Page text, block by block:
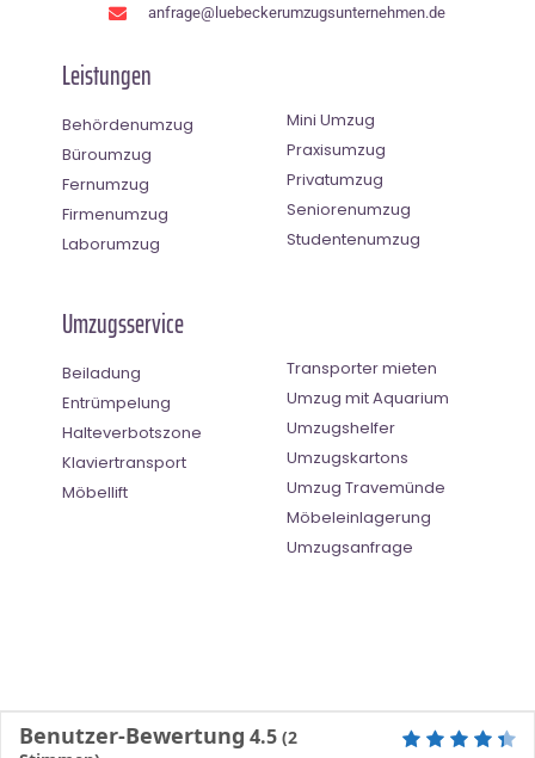
anfrage@luebeckerumzugsunternehmen.de
Leistungen
Behördenumzug
Büroumzug
Fernumzug
Firmenumzug
Laborumzug
Mini Umzug
Praxisumzug
Privatumzug
Seniorenumzug
Studentenumzug
Umzugsservice
Beiladung
Entrümpelung
Halteverbotszone
Klaviertransport
Möbellift
Transporter mieten
Umzug mit Aquarium
Umzugshelfer
Umzugskartons
Umzug Travemünde
Möbeleinlagerung
Umzugsanfrage
Benutzer-Bewertung 4.5 (2